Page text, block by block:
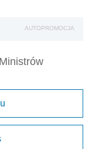
AUTOPROMOCJA